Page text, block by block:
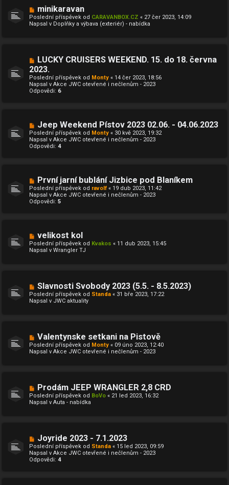
ě
v
e
N
o
v
ý
ě
v
e
k
minikaravan
Poslední příspěvek od CARAVANBOX.CZ « 27 čer 2023, 14:09
Napsal v Doplňky a výbava (exteriér) - nabídka
N
o
v
ý
p
ř
e
k
LUCKY CRUISERS WEEKEND. 15. do 18. června
2023.
Poslední příspěvek od Monty « 14 čer 2023, 18:56
Napsal v Akce JWC otevřené i nečlenům - 2023
Odpovědi: 6
o
v
ý
p
p
ě
v
e
k
Jeep Weekend Pístov 2023 02.06. - 04.06.2023
Poslední příspěvek od Monty « 30 kvě 2023, 19:32
Napsal v Akce JWC otevřené i nečlenům - 2023
Odpovědi: 4
N
o
v
ý
p
ě
v
e
První jarní bublání Jizbice pod Blaníkem
Poslední příspěvek od ravolf « 19 dub 2023, 11:42
Napsal v Akce JWC otevřené i nečlenům - 2023
Odpovědi: 5
N
o
v
ý
p
ě
v
velikost kol
Poslední příspěvek od Kvakos « 11 dub 2023, 15:45
Napsal v Wrangler TJ
N
o
v
ý
p
ě
v
Slavnosti Svobody 2023 (5.5. - 8.5.2023)
Poslední příspěvek od Standa « 31 bře 2023, 17:22
Napsal v JWC aktuality
N
v
ý
ě
v
Valentynske setkani na Pistově
Poslední příspěvek od Monty « 09 úno 2023, 12:40
Napsal v Akce JWC otevřené i nečlenům - 2023
N
o
v
ý
p
ě
v
e
Prodám JEEP WRANGLER 2,8 CRD
Poslední příspěvek od BoVo « 21 led 2023, 16:32
Napsal v Auta - nabídka
o
v
ý
p
Joyride 2023 - 7.1.2023
Poslední příspěvek od Standa « 15 led 2023, 09:59
Napsal v Akce JWC otevřené i nečlenům - 2023
Odpovědi: 4